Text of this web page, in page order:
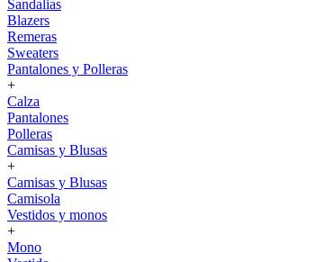
Sandalias
Blazers
Remeras
Sweaters
Pantalones y Polleras
+
Calza
Pantalones
Polleras
Camisas y Blusas
+
Camisas y Blusas
Camisola
Vestidos y monos
+
Mono